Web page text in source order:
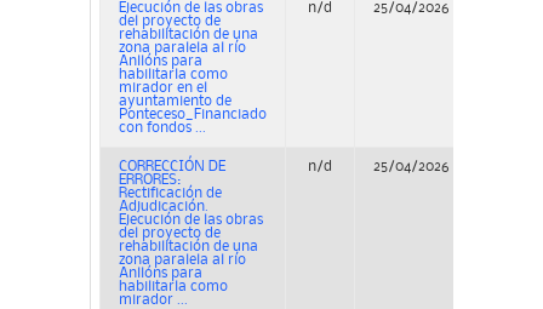
Ejecución de las obras
del proyecto de
rehabilitación de una
zona paralela al río
Anllóns para
habilitarla como
mirador en el
ayuntamiento de
Ponteceso_Financiado
con fondos ...
n/d 25/04/2026
CORRECCIÓN DE
ERRORES:
Rectificación de
Adjudicación.
Ejecución de las obras
del proyecto de
rehabilitación de una
zona paralela al río
Anllóns para
habilitarla como
mirador ...
n/d 25/04/2026